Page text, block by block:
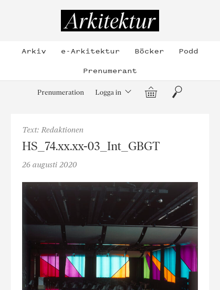
Arkiv e-Arkitektur Böcker
Podd
Prenumerant
Prenumeration Logga in Varukorg
Sök
Text: Redaktionen
HS_74.xx.xx-03_Int_GBGT
26 augusti 2020